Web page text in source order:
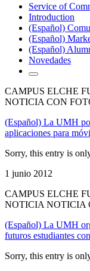
Service of
Introduction
(Español)
(Español)
(Español)
Novedades
CAMPUS ELCHE
NOTICIA CON
(Español) La UMH
aplicaciones para
Sorry, this entry is
1 junio 2012
CAMPUS ELCHE
NOTICIA NOTICIA
(Español) La UMH
futuros estudiantes
Sorry, this entry is